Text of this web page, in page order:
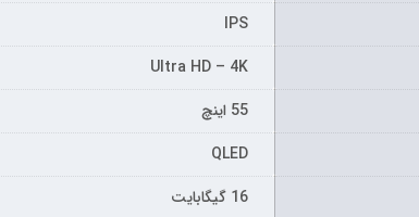
IPS
Ultra HD – 4K
55 اینچ
QLED
16 گیگابایت